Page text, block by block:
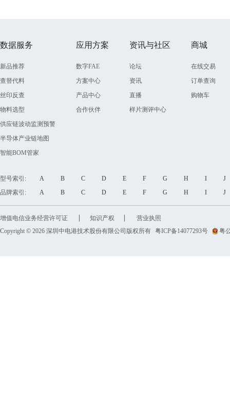
数据服务
新品推荐
查替代料
丝印反查
物料选型
供应链波动监测预警
半导体产业链地图
智能BOM管家
应用方案
数字FAE
方案中心
产品中心
合作伙伴
资讯与社区
论坛
资讯
直播
样片测评中心
商城
在线交易
订单查询
购物车
型号索引: A B C D E F G H I
品牌索引:
A B C D E F G H I
增值电信业务经营许可证 知识产权
营业执照
Copyright © 2026 深圳中电港技术股份有限公司版权所有 粤ICP备14077293号 粤